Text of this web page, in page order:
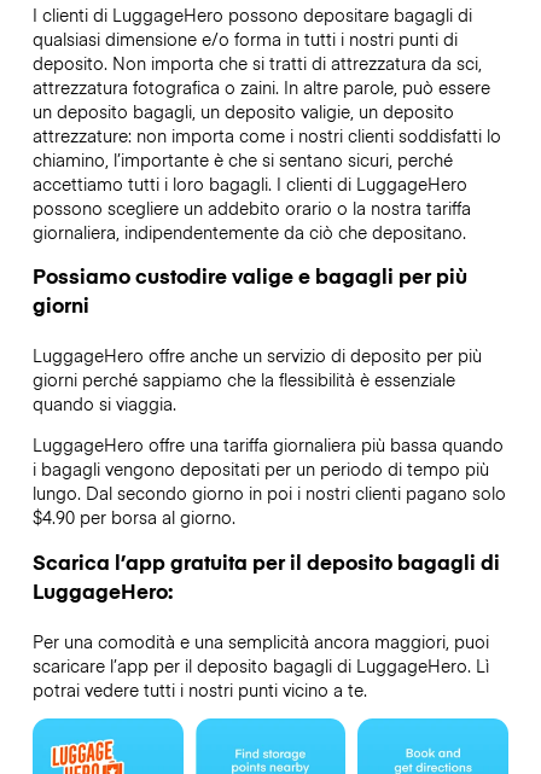
I clienti di LuggageHero possono depositare bagagli di
qualsiasi dimensione e/o forma in tutti i nostri punti di
deposito. Non importa che si tratti di attrezzatura da sci,
attrezzatura fotografica o zaini. In altre parole, può essere
un deposito bagagli, un deposito valigie, un deposito
attrezzature: non importa come i nostri clienti soddisfatti lo
chiamino, l’importante è che si sentano sicuri, perché
accettiamo tutti i loro bagagli. I clienti di LuggageHero
possono scegliere un addebito orario o la nostra tariffa
giornaliera, indipendentemente da ciò che depositano.
Possiamo custodire valige e bagagli per più
giorni
LuggageHero offre anche un servizio di deposito per più
giorni perché sappiamo che la flessibilità è essenziale
quando si viaggia.
LuggageHero offre una tariffa giornaliera più bassa quando
i bagagli vengono depositati per un periodo di tempo più
lungo. Dal secondo giorno in poi i nostri clienti pagano solo
$4.90 per borsa al giorno.
Scarica l’app gratuita per il deposito bagagli di
LuggageHero:
Per una comodità e una semplicità ancora maggiori, puoi
scaricare l’app per il deposito bagagli di LuggageHero. Lì
potrai vedere tutti i nostri punti vicino a te.